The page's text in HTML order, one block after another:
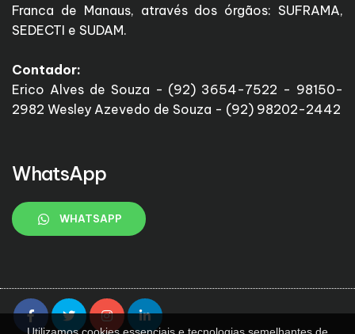
Franca de Manaus, através dos órgãos: SUFRAMA,
SEDECTI e SUDAM.
Contador:
Erico Alves de Souza - (92) 3654-7522 - 98150-
2982 Wesley Azevedo de Souza - (92) 98202-2442
WhatsApp
WHATSAPP